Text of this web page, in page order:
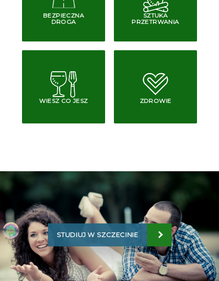
BEZPIECZNA
DROGA
SZTUKA
PRZETRWANIA
WIESZ CO JESZ ZDROWIE
STUDIUJ W SZCZECINIE